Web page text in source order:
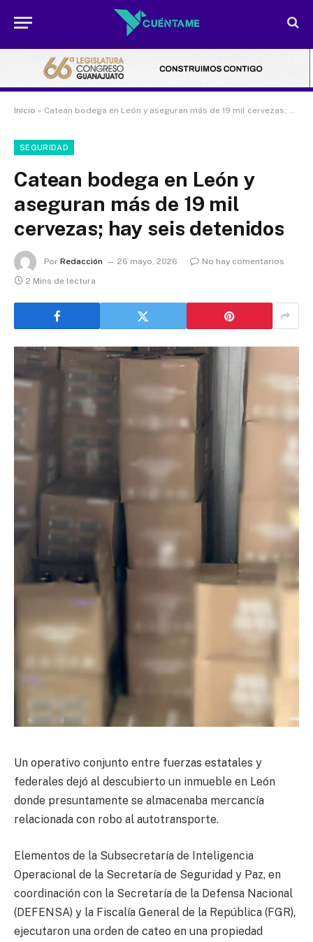
Inicio » Catean bodega en León y aseguran más de 19 mil cervezas; hay seis detenidos
SEGURIDAD
Catean bodega en León y
aseguran más de 19 mil
cervezas; hay seis detenidos
Por Redacción 26 mayo, 2026
No hay comentarios
2 Mins de lectura
Un operativo conjunto entre fuerzas estatales y
federales dejó al descubierto un inmueble en León
donde presuntamente se almacenaba mercancía
relacionada con robo al autotransporte.
Elementos de la Subsecretaría de Inteligencia
Operacional de la Secretaría de Seguridad y Paz, en
coordinación con la Secretaría de la Defensa Nacional
(DEFENSA) y la Fiscalía General de la República (FGR),
ejecutaron una orden de cateo en una propiedad